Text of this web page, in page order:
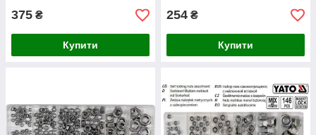
375 ₴
Купити
254 ₴
Купити